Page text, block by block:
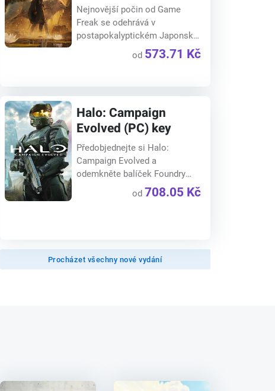
Nejnovější počin od Game
Freak se odehrává v
postapokalyptickém Japonsku,
od 573.71 Kč
Halo: Campaign
Evolved (PC) key
Předobjednejte si Halo:
Campaign Evolved a
odemkněte balíček Foundry
od 708.05 Kč
Procházet všechny nové vydání